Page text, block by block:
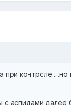
с аспидами,далее